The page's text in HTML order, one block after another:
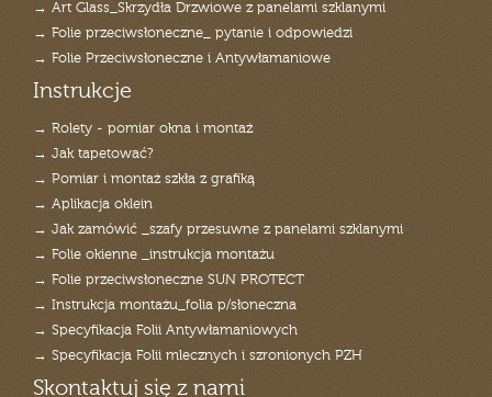
→ Art Glass_Skrzydła Drzwiowe z panelami szklanymi
→ Folie przeciwsłoneczne_ pytanie i odpowiedzi
→ Folie Przeciwsłoneczne i Antywłamaniowe
Instrukcje
→ Rolety - pomiar okna i montaż
→ Jak tapetować?
→ Pomiar i montaż szkła z grafiką
→ Aplikacja oklein
→ Jak zamówić _szafy przesuwne z panelami szklanymi
→ Folie okienne _instrukcja montażu
→ Folie przeciwsłoneczne SUN PROTECT
→ Instrukcja montażu_folia p/słoneczna
→ Specyfikacja Folii Antywłamaniowych
→ Specyfikacja Folii mlecznych i szronionych PZH
Skontaktuj się z nami